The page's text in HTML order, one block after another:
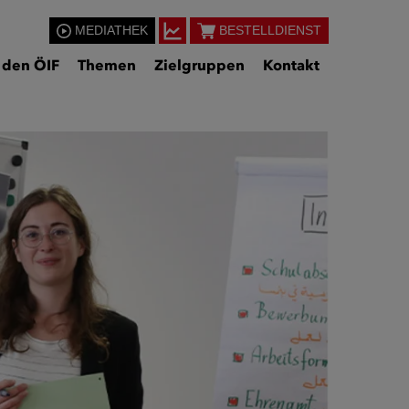
MEDIATHEK BESTELLDIENST
ÖIF Themen Zielgruppen Kontakt